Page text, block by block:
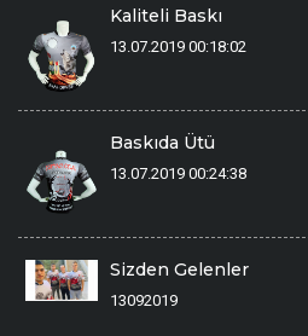
Kaliteli Baskı
13.07.2019 00:18:02
Baskıda Ütü
13.07.2019 00:24:38
Sizden Gelenler
13092019